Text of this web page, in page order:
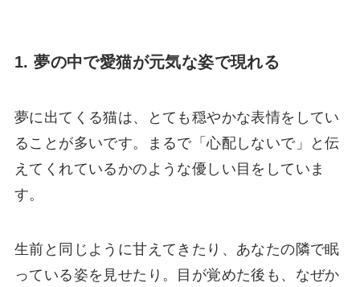
1. 夢の中で愛猫が元気な姿で現れる
夢に出てくる猫は、とても穏やかな表情をしてい
ることが多いです。まるで「心配しないで」と伝
えてくれているかのような優しい目をしていま
す。
生前と同じように甘えてきたり、あなたの隣で眠
っている姿を見せたり。目が覚めた後も、なぜか